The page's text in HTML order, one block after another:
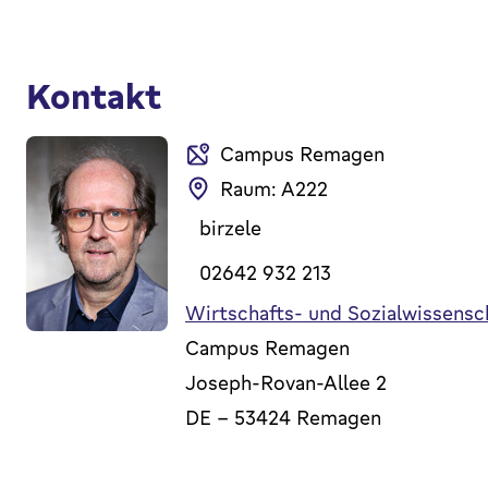
Kontakt
Campus Remagen
Raum: A222
birzele
02642 932 213
Wirtschafts- und
Campus Remagen
Joseph-Rovan-Allee 2
DE - 53424 Remagen